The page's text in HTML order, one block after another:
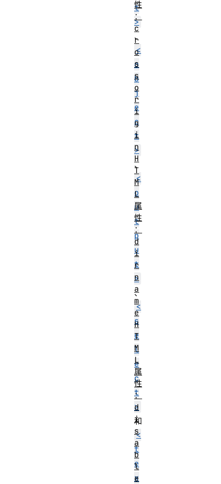
t
>
、
<
o
b
j
e
c
t
>
、
<
o
u
t
p
u
t
>
、
<
s
e
l
e
c
t
>
和
<
t
e
x
性
：
c
r
o
s
s
o
r
i
g
i
n
H
T
M
L
属
性
：
d
i
r
n
a
m
e
H
T
M
L
属
性
：
d
i
s
a
b
l
e